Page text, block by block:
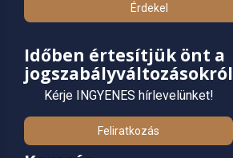
Érdekel
Időben értesítjük önt a
jogszabályváltozásokról
Kérje INGYENES hírlevelünket!
Feliratkozás